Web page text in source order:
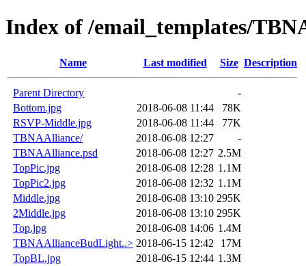
Index of /email_templates/
Name Last modified Size Description
Parent Directory
-
Bottom.jpg
2018-06-08 11:44
78K
RSVP-Middle.jpg
2018-06-08 11:44
77K
TBNAAlliance/
2018-06-08 12:27
-
TBNAAlliance.psd
2018-06-08 12:27 2.5M
TopPic.jpg
2018-06-08 12:28 1.1M
TopPic2.jpg
2018-06-08 12:32 1.1M
Middle.jpg
2018-06-08 13:10 295K
2Middle.jpg
2018-06-08 13:10 295K
Top.jpg
2018-06-08 14:06 1.4M
TBNAAllianceBudLight..> 2018-06-15 12:42
17M
TopBL.jpg
2018-06-15 12:44 1.3M